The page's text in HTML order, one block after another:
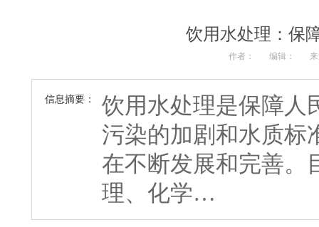
饮用水处理：保
作者： 编辑：
信息摘要：
饮用水处理是保障人
污染的加剧和水质标
在不断发展和完善。
理、化学…